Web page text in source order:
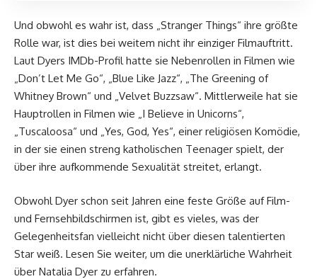
Und obwohl es wahr ist, dass „Stranger Things“ ihre größte
Rolle war, ist dies bei weitem nicht ihr einziger Filmauftritt.
Laut Dyers IMDb-Profil hatte sie Nebenrollen in Filmen wie
„Don’t Let Me Go“, „Blue Like Jazz“, „The Greening of
Whitney Brown“ und „Velvet Buzzsaw“. Mittlerweile hat sie
Hauptrollen in Filmen wie „I Believe in Unicorns“,
„Tuscaloosa“ und „Yes, God, Yes“, einer religiösen Komödie,
in der sie einen streng katholischen Teenager spielt, der
über ihre aufkommende Sexualität streitet, erlangt.
Obwohl Dyer schon seit Jahren eine feste Größe auf Film-
und Fernsehbildschirmen ist, gibt es vieles, was der
Gelegenheitsfan vielleicht nicht über diesen talentierten
Star weiß. Lesen Sie weiter, um die unerklärliche Wahrheit
über Natalia Dyer zu erfahren.